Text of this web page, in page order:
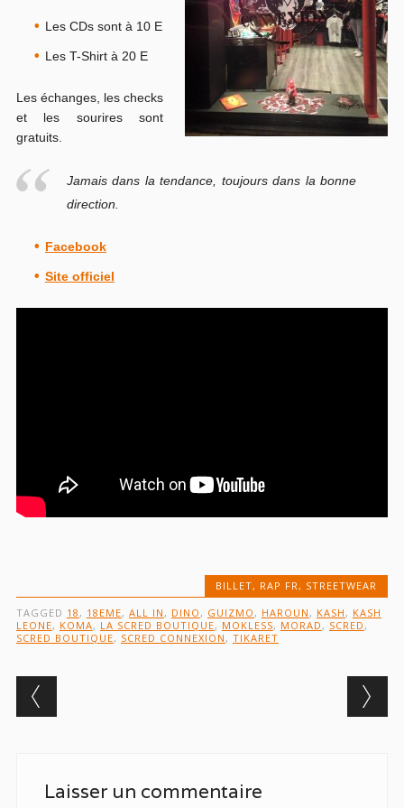
Les CDs sont à 10 E
Les T-Shirt à 20 E
Les échanges, les checks
et les sourires sont
gratuits.
Jamais dans la tendance, toujours dans la bonne
direction.
Facebook
Site officiel
BILLET, RAP FR, STREETWEAR
TAGGED 18 , 18EME, ALL IN , DINO , GUIZMO , HAROUN , KASH , KASH
LEONE, KOMA, LA SCRED BOUTIQUE, MOKLESS, MORAD , SCRED ,
SCRED BOUTIQUE, SCRED CONNEXION , TIKARET
Post navigation
Laisser un commentaire